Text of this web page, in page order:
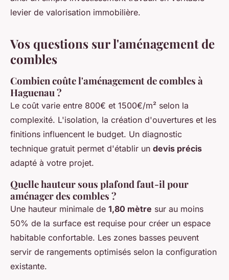
levier de valorisation immobilière.
Vos questions sur l'aménagement de
combles
Combien coûte l'aménagement de combles à
Haguenau ?
Le coût varie entre 800€ et 1500€/m² selon la
complexité. L'isolation, la création d'ouvertures et les
finitions influencent le budget. Un diagnostic
technique gratuit permet d'établir un devis précis
adapté à votre projet.
Quelle hauteur sous plafond faut-il pour
aménager des combles ?
Une hauteur minimale de 1,80 mètre sur au moins
50% de la surface est requise pour créer un espace
habitable confortable. Les zones basses peuvent
servir de rangements optimisés selon la configuration
existante.